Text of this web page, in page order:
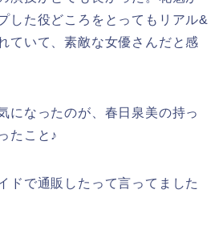
した役どころをとってもリアル&
ていて、素敵な女優さんだと感
になったのが、春日泉美の持っ
たこと♪
ドで通販したって言ってました